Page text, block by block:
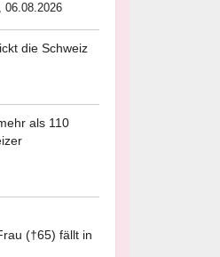
06.08.2026
die Schweiz
als 110
(†65) fällt in